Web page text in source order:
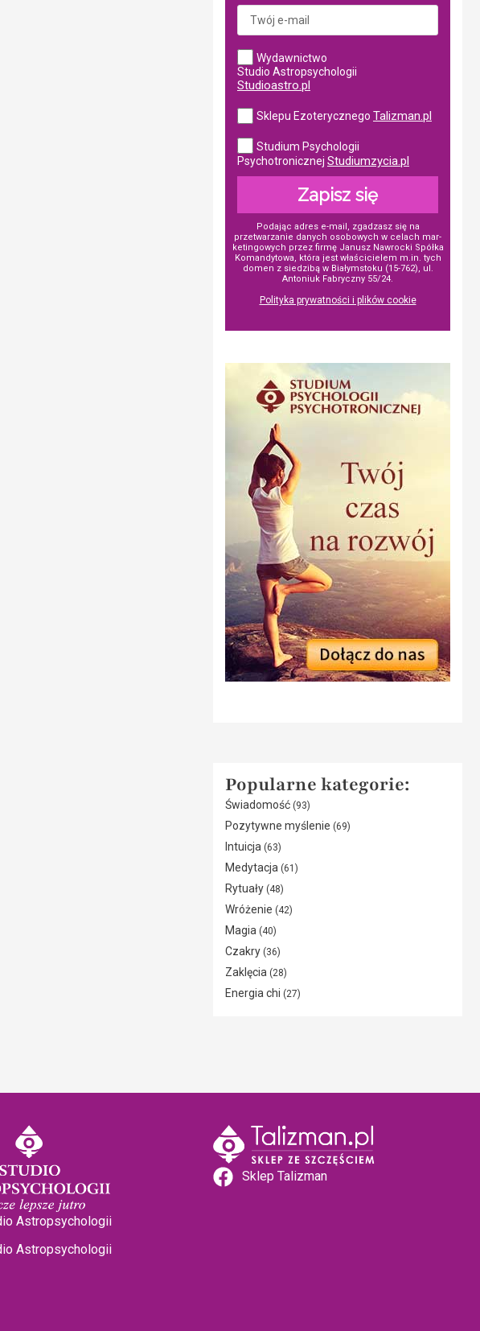
Wydawnictwo
Studio Astropsychologii
Studioastro.pl
Sklepu Ezoterycznego Talizman.pl
Studium Psychologii
Psychotronicznej Studiumzycia.pl
Zapisz się
Podając adres e-mail, zgadzasz się na
przetwarzanie danych osobowych w ce­lach mar­
ke­tin­go­wych przez firmę Janusz Nawrocki Spółka
Komandytowa, która jest właścicielem m.in. tych
domen z siedzibą w Białymstoku (15-762), ul.
Antoniuk Fabryczny 55/24.
Polityka prywatności i plików cookie
Popularne kategorie:
Świadomość (93)
Pozytywne myślenie (69)
Intuicja (63)
Medytacja (61)
Rytuały (48)
Wróżenie (42)
Magia (40)
Czakry (36)
Zaklęcia (28)
Energia chi (27)
Astropsychologii
Astropsychologii
Sklep Talizman